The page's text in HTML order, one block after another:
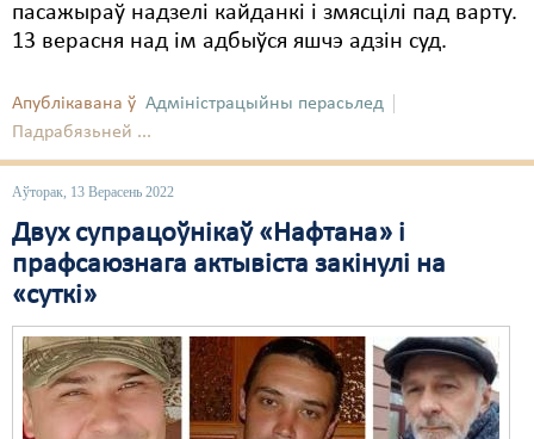
пасажыраў надзелі кайданкі і змясцілі пад варту.
13 верасня над ім адбыўся яшчэ адзін суд.
Апублікавана ў Адміністрацыйны перасьлед
Падрабязьней ...
Аўторак, 13 Верасень 2022
Двух супрацоўнікаў «Нафтана» і
прафсаюзнага актывіста закінулі на
«суткі»